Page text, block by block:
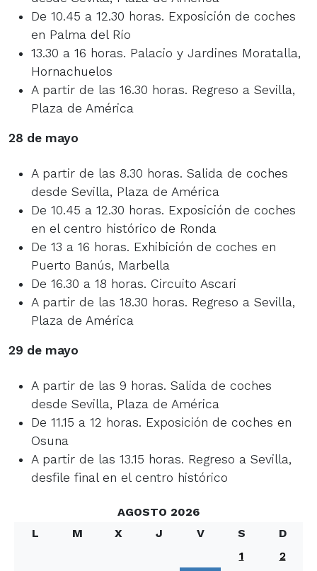
De 10.45 a 12.30 horas. Exposición de coches
en Palma del Río
13.30 a 16 horas. Palacio y Jardines Moratalla,
Hornachuelos
A partir de las 16.30 horas. Regreso a Sevilla,
Plaza de América
28 de mayo
A partir de las 8.30 horas. Salida de coches
desde Sevilla, Plaza de América
De 10.45 a 12.30 horas. Exposición de coches
en el centro histórico de Ronda
De 13 a 16 horas. Exhibición de coches en
Puerto Banús, Marbella
De 16.30 a 18 horas. Circuito Ascari
A partir de las 18.30 horas. Regreso a Sevilla,
Plaza de América
29 de mayo
A partir de las 9 horas. Salida de coches
desde Sevilla, Plaza de América
De 11.15 a 12 horas. Exposición de coches en
Osuna
A partir de las 13.15 horas. Regreso a Sevilla,
desfile final en el centro histórico
AGOSTO 2026
L
M X J V S
D
1
2